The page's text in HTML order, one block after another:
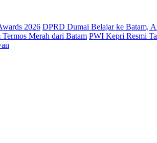
2026 DPRD Dumai Belajar ke Batam,
Merah dari Batam PWI Kepri Resmi